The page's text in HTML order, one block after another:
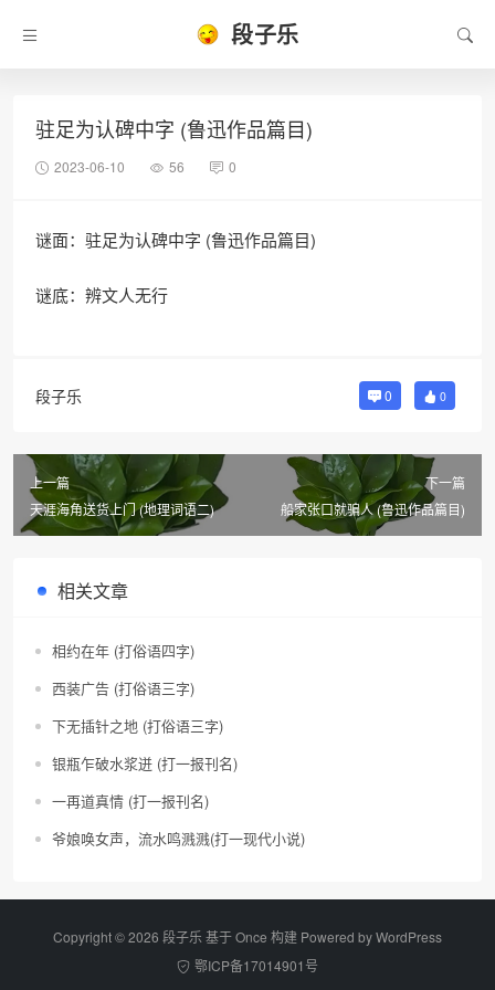
段子乐
驻足为认碑中字 (鲁迅作品篇目)
2023-06-10 56 0
谜面：驻足为认碑中字 (鲁迅作品篇目)
谜底：辨文人无行
段子乐 0 0
上一篇
天涯海角送货上门 (地理词语二)
下一篇
船家张口就骗人 (鲁迅作品篇目)
相关文章
相约在年 (打俗语四字)
西装广告 (打俗语三字)
下无插针之地 (打俗语三字)
银瓶乍破水浆迸 (打一报刊名)
一再道真情 (打一报刊名)
爷娘唤女声，流水鸣溅溅(打一现代小说)
Copyright © 2026 段子乐 基于 Once 构建 Powered byWordPress
鄂ICP备17014901号